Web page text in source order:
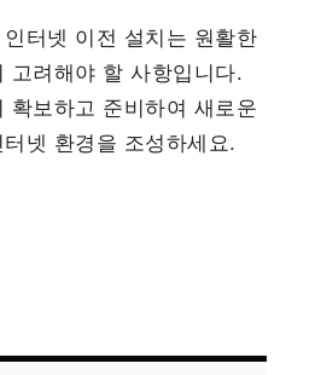
터넷 이전 설치는 원활한
고려해야 할 사항입니다.
확보하고 준비하여 새로운
넷 환경을 조성하세요.